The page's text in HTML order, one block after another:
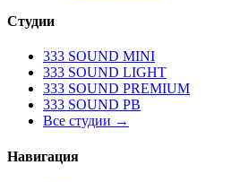
Студии
333 SOUND MINI
333 SOUND LIGHT
333 SOUND PREMIUM
333 SOUND PB
Все студии →
Навигация